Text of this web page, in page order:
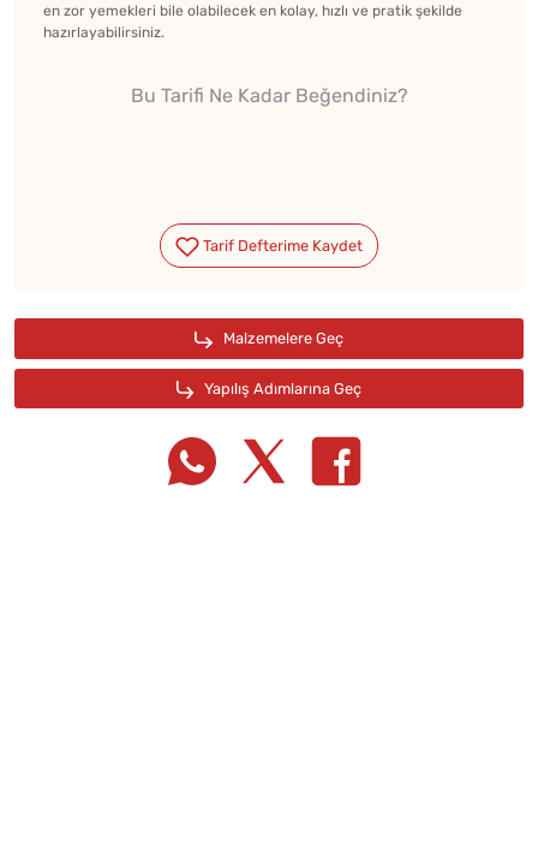
en zor yemekleri bile olabilecek en kolay, hızlı ve pratik şekilde
hazırlayabilirsiniz.
Bu Tarifi Ne Kadar Beğendiniz?